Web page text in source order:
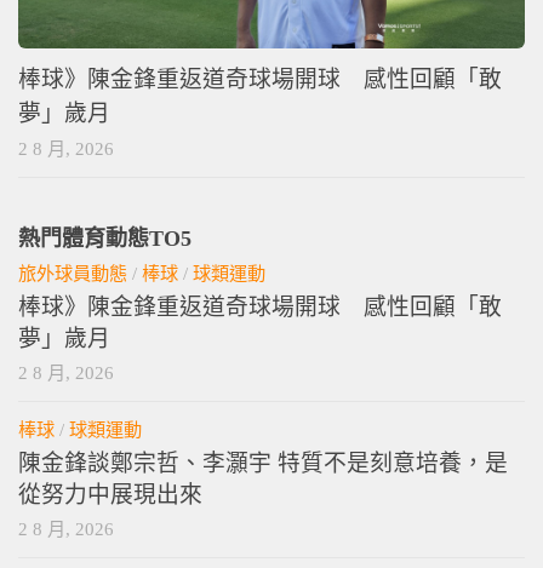
棒球》陳金鋒重返道奇球場開球 感性回顧「敢
夢」歲月
2 8 月, 2026
熱門體育動態TO5
旅外球員動態 / 棒球 / 球類運動
棒球》陳金鋒重返道奇球場開球 感性回顧「敢
夢」歲月
2 8 月, 2026
棒球 / 球類運動
陳金鋒談鄭宗哲、李灝宇 特質不是刻意培養，是
從努力中展現出來
2 8 月, 2026